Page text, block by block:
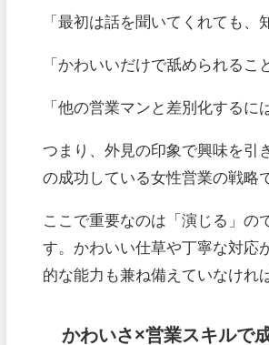
「最初は話を聞いてくれても、
「かわいいだけで舐められるこ
「他の営業マンと差別化するに
つまり、外見の印象で興味を引
の成功している女性営業の戦略
ここで重要なのは「演じる」の
す。かわいい仕草や丁寧な対応
的な能力も兼ね備えていなけれ
かわいさ×営業スキルで